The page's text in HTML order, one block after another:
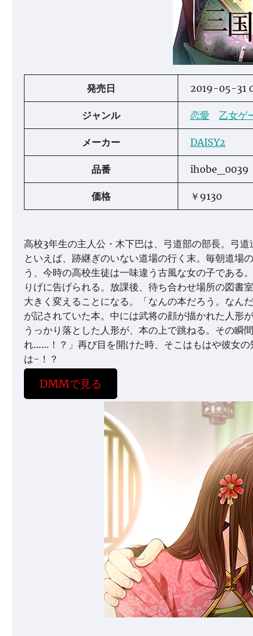
発売日 2019-05-31
ジャンル 恋愛 乙女ゲ
メーカー DAISY2
品番 ihobe_0039
価格 ￥9130
高校3年生の主人公・木下巴は、弓道部の部長。弓
といえば、跡継ぎのいない道場の行く末。毎朝道場
う、今時の高校生徒は一味違う古風な女の子である
りげに告げられる。放課後、待ち合わせ場所の図書
大きく変えることになる。「なんの本だろう。なん
が記されていた本。中には武将の顔が描かれた人形
うっかり落とした人形が、本の上で跳ねる。その
れ……！？」再び目を開けた時、そこはもはや彼女
は-！？
DMMで見る